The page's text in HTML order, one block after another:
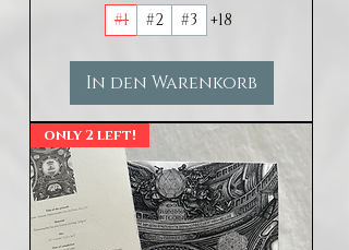
#1 #2 #3 +18
In den Warenkorb
only 2 left!